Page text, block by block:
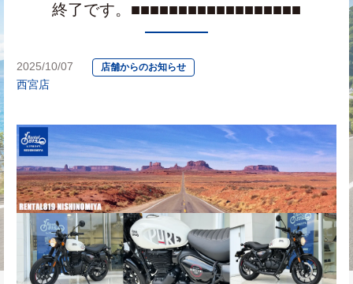
終了です。■■■■■■■■■■■■■■■■■■
2025/10/07 店舗からのお知らせ
西宮店